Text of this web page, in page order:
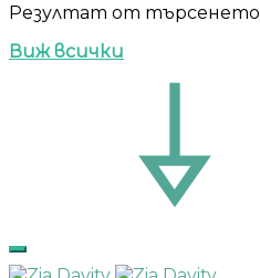
Резултат от търсенето
Виж всички